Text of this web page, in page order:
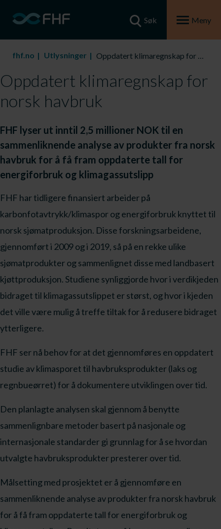
Søk Meny
fhf.no Utlysninger Oppdatert klimaregnskap for norsk havbruk
Oppdatert klimaregnskap for
norsk havbruk
FHF lyser ut inntil 2,5 millioner NOK til en
sammenliknende analyse av produkter fra norsk
havbruk for å få fram oppdaterte tall for
energiforbruk og klimagassutslipp
FHF har tidligere finansiert arbeider på
karbonfotavtrykk/klimaspor og energiforbruk knyttet til
norsk sjømatproduksjon. Disse forskningsarbeidene,
gjennomført i 2009 og i 2019, så på en rekke ulike
sjømatprodukter og sammenlignet disse med landbasert
kjøttproduksjon. Studiene synliggjorde hvor i verdikjeden
bidraget til klimagassutslippet er størst, og hvor i kjeden
det ville være mulig å treffe tiltak for å redusere bidraget
ytterligere.
FHF ser nå behov for at det gjennomføres en oppdatert
studie av klimasporet til havbruksprodukter (laks og
regnbueørret) for å dokumentere utviklingen over tid.
Den planlagte analysen skal gjennom å benytte
sammenlignbare metoder basert på nasjonale og
internasjonale standarder gi grunnlag for å se hvordan
utvalgte havbruksprodukter presterer over tid.
Målsetting med prosjektet er å gjennomføre en
sammenliknende analyse av produkter fra norsk havbruk
for å få fram oppdaterte tall for energiforbruk og